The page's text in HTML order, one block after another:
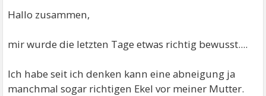
Hallo zusammen,
mir wurde die letzten Tage etwas richtig bewusst....
Ich habe seit ich denken kann eine abneigung ja
manchmal sogar richtigen Ekel vor meiner Mutter.